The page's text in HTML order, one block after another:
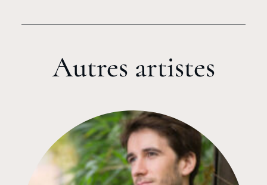
Autres artistes